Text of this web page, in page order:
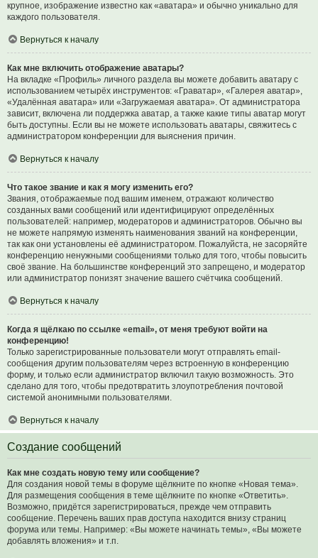
крупное, изображение известно как «аватара» и обычно уникально для
каждого пользователя.
Вернуться к началу
Как мне включить отображение аватары?
На вкладке «Профиль» личного раздела вы можете добавить аватару с
использованием четырёх инструментов: «Граватар», «Галерея аватар»,
«Удалённая аватара» или «Загружаемая аватара». От администратора
зависит, включена ли поддержка аватар, а также какие типы аватар могут
быть доступны. Если вы не можете использовать аватары, свяжитесь с
администратором конференции для выяснения причин.
Вернуться к началу
Что такое звание и как я могу изменить его?
Звания, отображаемые под вашим именем, отражают количество
созданных вами сообщений или идентифицируют определённых
пользователей: например, модераторов и администраторов. Обычно вы
не можете напрямую изменять наименования званий на конференции,
так как они установлены её администратором. Пожалуйста, не засоряйте
конференцию ненужными сообщениями только для того, чтобы повысить
своё звание. На большинстве конференций это запрещено, и модератор
или администратор понизят значение вашего счётчика сообщений.
Вернуться к началу
Когда я щёлкаю по ссылке «email», от меня требуют войти на
конференцию!
Только зарегистрированные пользователи могут отправлять email-
сообщения другим пользователям через встроенную в конференцию
форму, и только если администратор включил такую возможность. Это
сделано для того, чтобы предотвратить злоупотребления почтовой
системой анонимными пользователями.
Вернуться к началу
Создание сообщений
Как мне создать новую тему или сообщение?
Для создания новой темы в форуме щёлкните по кнопке «Новая тема».
Для размещения сообщения в теме щёлкните по кнопке «Ответить».
Возможно, придётся зарегистрироваться, прежде чем отправить
сообщение. Перечень ваших прав доступа находится внизу страниц
форума или темы. Например: «Вы можете начинать темы», «Вы можете
добавлять вложения» и т.п.